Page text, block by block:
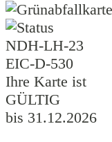
NDH-LH-23
EIC-D-530
Ihre Karte ist
GÜLTIG
bis 31.12.2026